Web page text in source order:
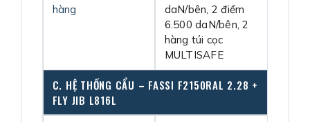
hàng
daN/bên, 2 điểm
6.500 daN/bên, 2
hàng túi cọc
MULTISAFE
C. HỆ THỐNG CẨU – FASSI F2150RAL 2.28 +
FLY JIB L816L